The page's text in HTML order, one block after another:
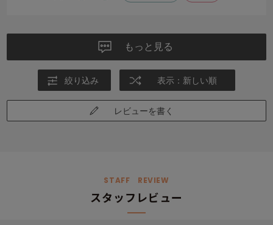
と疲れた感じ」が少なくなったのを実感しています。
分に価値のある商品だと思います。サンプルで実際に試してから購入
クッションです。
もっと見る
絞り込み 表示：新しい順
レビューを書く
STAFF REVIEW
スタッフレビュー